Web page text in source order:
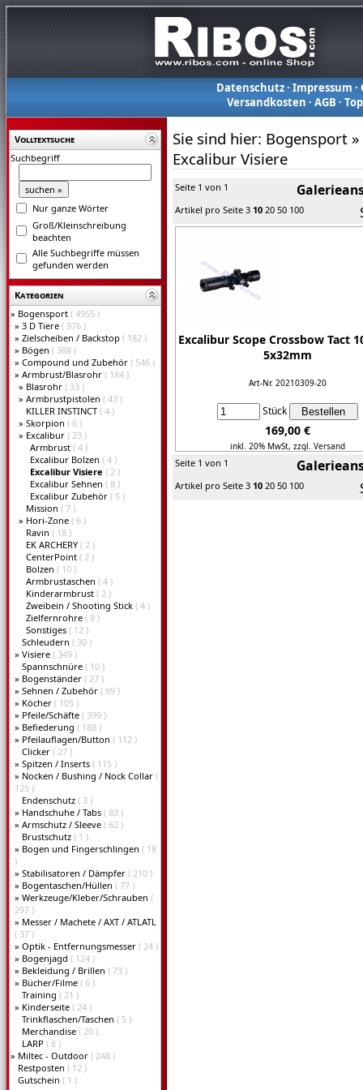
Datenschutz· Impressum ·
Versandkosten ·AGB ·
Volltextsuche
Suchbegriff
Nur ganze Wörter
Groß/Kleinschreibung
beachten
Alle Suchbegriffe müssen
gefunden werden
Kategorien
» Bogensport ( 4955 )
» 3 D Tiere ( 976 )
» Zielscheiben / Backstop ( 182 )
» Bögen ( 388 )
» Compound und Zubehör ( 546 )
» Armbrust/Blasrohr ( 184 )
» Blasrohr ( 33 )
» Armbrustpistolen ( 43 )
KILLER INSTINCT ( 4 )
» Skorpion ( 6 )
» Excalibur ( 23 )
Armbrust ( 4 )
Excalibur Bolzen ( 4 )
Excalibur Visiere ( 2 )
Excalibur Sehnen ( 8 )
Excalibur Zubehör ( 5 )
Mission ( 7 )
» Hori-Zone ( 6 )
Ravin ( 18 )
EK ARCHERY ( 2 )
CenterPoint ( 2 )
Bolzen ( 10 )
Armbrustaschen ( 4 )
Kinderarmbrust ( 2 )
Zweibein / Shooting Stick ( 4 )
Zielfernrohre ( 8 )
Sonstiges ( 12 )
Schleudern ( 30 )
» Visiere ( 349 )
Spannschnüre ( 10 )
» Bogenständer ( 27 )
» Sehnen / Zubehör ( 99 )
» Köcher ( 105 )
» Pfeile/Schäfte ( 399 )
» Befiederung ( 188 )
» Pfeilauflagen/Button ( 112 )
Clicker ( 27 )
» Spitzen / Inserts ( 115 )
» Nocken / Bushing / Nock Collar (
125 )
Endenschutz ( 3 )
» Handschuhe / Tabs ( 83 )
» Armschutz / Sleeve ( 62 )
Brustschutz ( 1 )
» Bogen und Fingerschlingen ( 18
)
» Stabilisatoren / Dämpfer ( 210 )
» Bogentaschen/Hüllen ( 77 )
» Werkzeuge/Kleber/Schrauben (
297 )
» Messer / Machete / AXT / ATLATL
( 37 )
» Optik - Entfernungsmesser ( 24 )
» Bogenjagd ( 124 )
» Bekleidung / Brillen ( 73 )
» Bücher/Filme ( 6 )
Training ( 21 )
» Kinderseite ( 24 )
Trinkflaschen/Taschen ( 5 )
Merchandise ( 20 )
LARP ( 8 )
» Miltec - Outdoor ( 248 )
Restposten ( 12 )
Gutschein ( 1 )
Sie sind hier: Bogensport »
Excalibur Visiere
Seite 1 von 1
Artikel pro Seite 3 10 20 50 100
Excalibur Scope Crossbow Tact
5x32mm
Art-Nr. 20210309-20
Stück
169,00 €
inkl. 20% MwSt, zzgl. Versand
Details...
Seite 1 von 1
Artikel pro Seite 3 10 20 50 100